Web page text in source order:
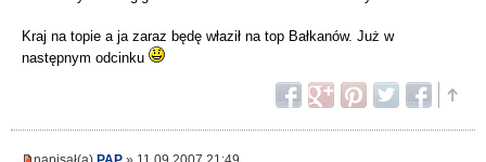
Kraj na topie a ja zaraz będę właził na top Bałkanów. Już w
następnym odcinku